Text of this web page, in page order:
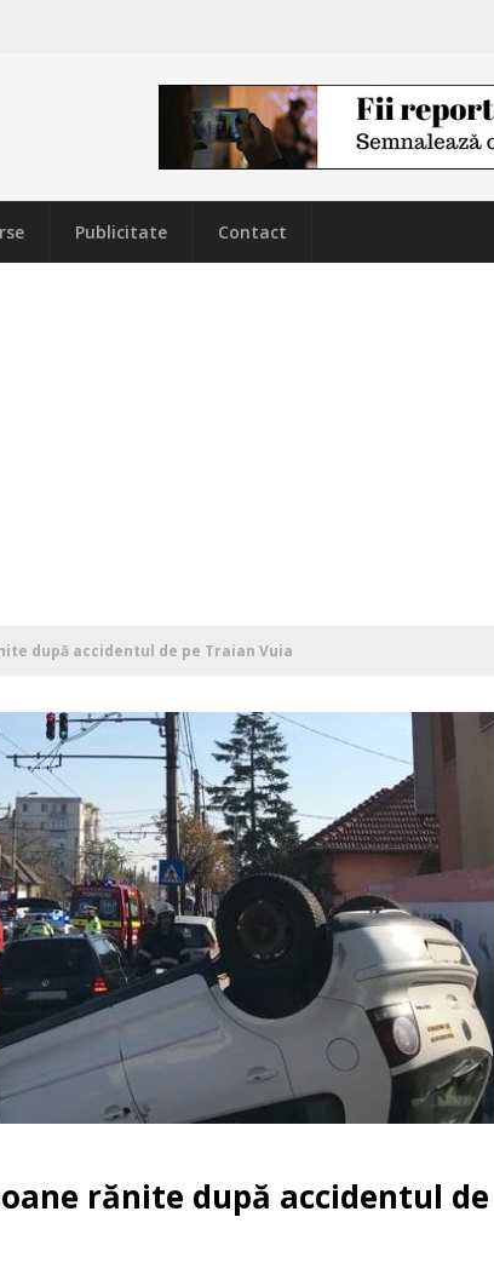
Publicitate Contact
după accidentul de pe Traian Vuia
rănite după accidentul de